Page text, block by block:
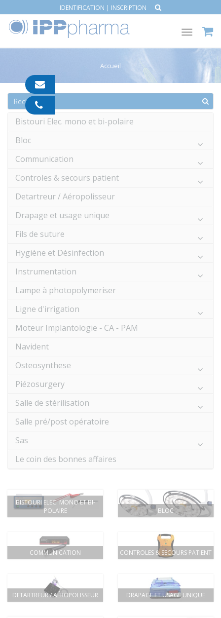
IDENTIFICATION | INSCRIPTION
Toggle
Accueil
Bistouri Elec. mono et bi-polaire
Bloc
Communication
Controles & secours patient
Detartreur / Aéropolisseur
Drapage et usage unique
Fils de suture
Hygiène et Désinfection
Instrumentation
Lampe à photopolymeriser
Ligne d'irrigation
Moteur Implantologie - CA - PAM
Navident
Osteosynthese
Piézosurgery
Salle de stérilisation
Salle pré/post opératoire
Sas
Le coin des bonnes affaires
BISTOURI ELEC. MONO ET BI-
POLAIRE
BLOC
COMMUNICATION CONTROLES & SECOURS PATIENT
DETARTREUR / AÉROPOLISSEUR DRAPAGE ET USAGE UNIQUE
contact@ipp-
pharma.com
91
05